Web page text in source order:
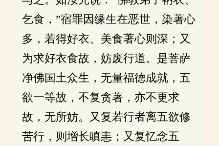
乞食，”宿罪因缘生在恶世，染著心
多，若得好衣、美食著心则深；又
为求好衣食故，妨废行道。是菩萨
净佛国土众生，无量福德成就，五
欲一等故，不复贪著，亦不更求
故，无所妨。又复若行者离五欲修
苦行，则增长瞋恚；又复忆念五